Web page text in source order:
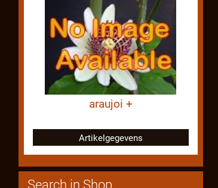
araujoi +
Artikelgegevens
Search in Shop